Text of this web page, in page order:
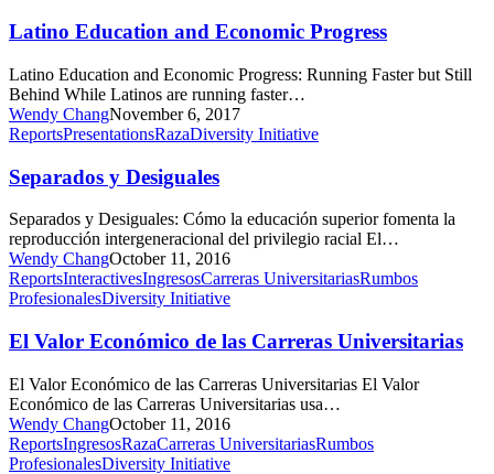
Economic
Progress
Latino Education and Economic Progress
Latino Education and Economic Progress: Running Faster but Still
Behind While Latinos are running faster…
Wendy ChangNovember 6, 2017
Separados
Desiguales
ReportsPresentationsRazaDiversity Initiative
Separados y Desiguales
Separados y Desiguales: Cómo la educación superior fomenta la
reproducción intergeneracional del privilegio racial El…
Wendy ChangOctober 11, 2016
El
Valor
de
las
Carreras
Universitarias
ReportsInteractivesIngresosCarreras UniversitariasRumbos
ProfesionalesDiversity Initiative
El Valor Económico de las Carreras Universitarias
El Valor Económico de las Carreras Universitarias El Valor
Económico de las Carreras Universitarias usa…
Wendy ChangOctober 11, 2016
¿Cuál
es
ReportsIngresosRazaCarreras UniversitariasRumbos
ProfesionalesDiversity Initiative